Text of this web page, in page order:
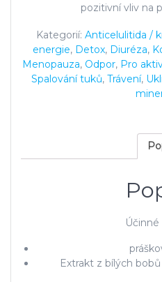
pozitivní vliv na
Kategorií: Anticelulitida /
energie, Detox, Diuréza,
Menopauza, Odpor, Pro
Spalování tuků, Trávení,
Účinné
Extrakt z bílých